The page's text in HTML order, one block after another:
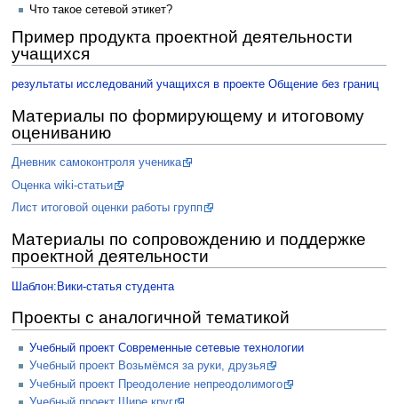
Что такое сетевой этикет?
Пример продукта проектной деятельности
учащихся
результаты исследований учащихся в проекте Общение без границ
Материалы по формирующему и итоговому
оцениванию
Дневник самоконтроля ученика
Оценка wiki-статьи
Лист итоговой оценки работы групп
Материалы по сопровождению и поддержке
проектной деятельности
Шаблон:Вики-статья студента
Проекты с аналогичной тематикой
Учебный проект Современные сетевые технологии
Учебный проект Возьмёмся за руки, друзья
Учебный проект Преодоление непреодолимого